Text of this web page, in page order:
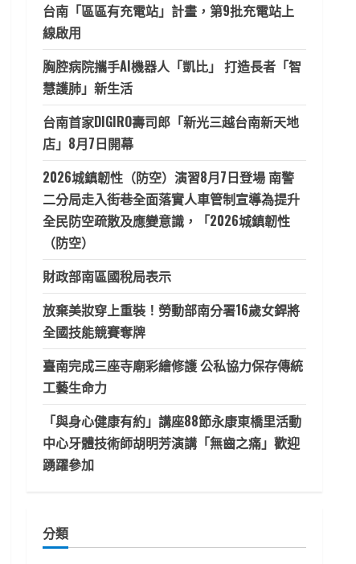
台南「區區有充電站」計畫，第9批充電站上
線啟用
胸腔病院攜手AI機器人「凱比」 打造長者「智
慧護肺」新生活
台南首家DIGIRO壽司郎「新光三越台南新天地
店」8月7日開幕
2026城鎮韌性（防空）演習8月7日登場 南警
二分局走入街巷全面落實人車管制宣導為提升
全民防空疏散及應變意識，「2026城鎮韌性
（防空）
財政部南區國稅局表示
放棄美妝穿上重裝！勞動部南分署16歲女銲將
全國技能競賽奪牌
臺南完成三座寺廟彩繪修護 公私協力保存傳統
工藝生命力
「與身心健康有約」講座88節永康東橋里活動
中心牙體技術師胡明芳演講「無齒之痛」歡迎
踴躍參加
分類